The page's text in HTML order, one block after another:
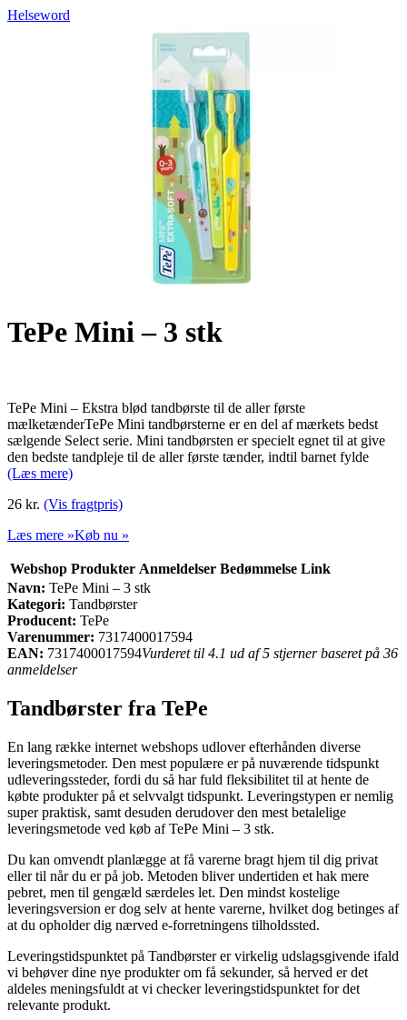
Helseword
TePe Mini – 3 stk
TePe Mini – Ekstra blød tandbørste til de aller første
mælketænderTePe Mini tandbørsterne er en del af mærkets bedst
sælgende Select serie. Mini tandbørsten er specielt egnet til at give
den bedste tandpleje til de aller første tænder, indtil barnet fylde
(Læs mere)
26 kr. (Vis fragtpris)
Læs mere »Køb nu »
Webshop Produkter Anmeldelser Bedømmelse Link
Navn: TePe Mini – 3 stk
Kategori: Tandbørster
Producent: TePe
Varenummer: 7317400017594
EAN: 7317400017594Vurderet til 4.1 ud af 5 stjerner baseret på 36
anmeldelser
Tandbørster fra TePe
En lang række internet webshops udlover efterhånden diverse
leveringsmetoder. Den mest populære er på nuværende tidspunkt
udleveringssteder, fordi du så har fuld fleksibilitet til at hente de
købte produkter på et selvvalgt tidspunkt. Leveringstypen er nemlig
super praktisk, samt desuden derudover den mest betalelige
leveringsmetode ved køb af TePe Mini – 3 stk.
Du kan omvendt planlægge at få varerne bragt hjem til dig privat
eller til når du er på job. Metoden bliver undertiden et hak mere
pebret, men til gengæld særdeles let. Den mindst kostelige
leveringsversion er dog selv at hente varerne, hvilket dog betinges af
at du opholder dig nærved e-forretningens tilholdssted.
Leveringstidspunktet på Tandbørster er virkelig udslagsgivende ifald
vi behøver dine nye produkter om få sekunder, så herved er det
aldeles meningsfuldt at vi checker leveringstidspunktet for det
relevante produkt.